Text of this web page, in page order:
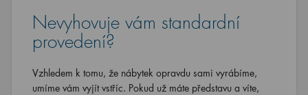
Nevyhovuje vám standardní
provedení?
Vzhledem k tomu, že nábytek opravdu sami vyrábíme,
umíme vám vyjít vstříc. Pokud už máte představu a víte,